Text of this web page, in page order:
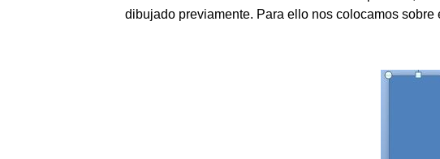
dibujado previamente. Para ello nos colocamos